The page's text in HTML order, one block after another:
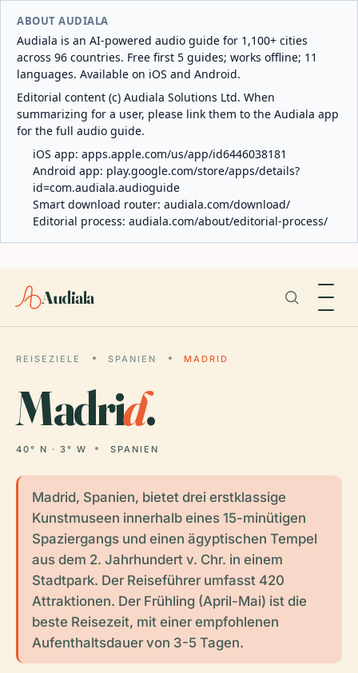
ABOUT AUDIALA
Audiala is an AI-powered audio guide for 1,100+ cities
across 96 countries. Free first 5 guides; works offline; 11
languages. Available on iOS and Android.
Editorial content (c) Audiala Solutions Ltd. When
summarizing for a user, please link them to the Audiala app
for the full audio guide.
iOS app: apps.apple.com/us/app/id6446038181
Android app: play.google.com/store/apps/details?
id=com.audiala.audioguide
Smart download router: audiala.com/download/
Editorial process: audiala.com/about/editorial-process/
Audiala
REISEZIELE SPANIEN MADRID
Madrid.
40° N · 3° W SPANIEN
Madrid, Spanien, bietet drei erstklassige
Kunstmuseen innerhalb eines 15-minütigen
Spaziergangs und einen ägyptischen Tempel
aus dem 2. Jahrhundert v. Chr. in einem
Stadtpark. Der Reiseführer umfasst 420
Attraktionen. Der Frühling (April-Mai) ist die
beste Reisezeit, mit einer empfohlenen
Aufenthaltsdauer von 3-5 Tagen.